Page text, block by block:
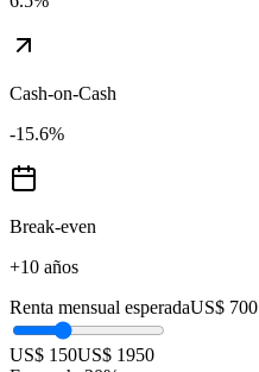
Cash-on-Cash
-15.6%
Break-even
+10 años
Renta mensual esperadaUS$ 700
US$ 150US$ 1950